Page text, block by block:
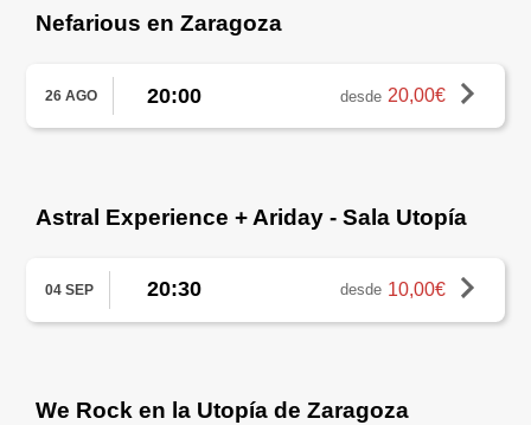
Nefarious en Zaragoza
26 AGO 20:00 desde 20,00€
Astral Experience + Ariday - Sala Utopía
04 SEP 20:30 desde 10,00€
We Rock en la Utopía de Zaragoza